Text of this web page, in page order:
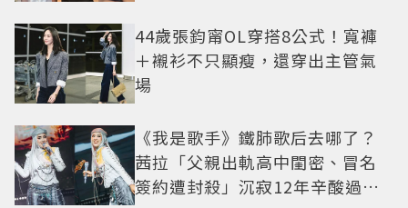
44歲張鈞甯OL穿搭8公式！寬褲
＋襯衫不只顯瘦，還穿出主管氣
場
《我是歌手》鐵肺歌后去哪了？
茜拉「父親出軌高中閨密、冒名
簽約遭封殺」沉寂12年辛酸過往